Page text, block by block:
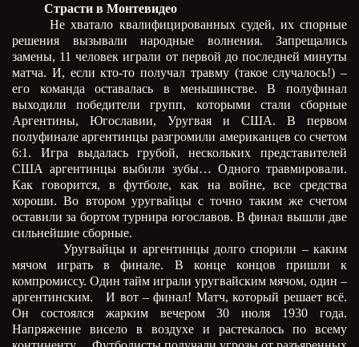
Страсти в Монтевидео
Не хватало квалифицированных судей, их спорные
решения вызывали народные волнения. Запрещались
замены, 11 человек играли от первой до последней минуты
матча. И, если кто-то получал травму (такое случалось!) –
его команда оставалась в меньшинстве. В полуфинал
выходили победители групп, которыми стали сборные
Аргентины, Югославии, Уругвая и США. В первом
полуфинале аргентинцы разгромили американцев со счетом
6:1. Игра выдалась грубой, нескольких представителей
США аргентинцы выбили зубы… Одного травмировали.
Как говорится, в футболе, как на войне, все средства
хороши. Во втором уругвайцы с точно таким же счетом
оставили за бортом турнира югославов. В финал вышли две
сильнейшие сборные.
Уругвайцы и аргентинцы долго спорили – каким
мячом играть в финале. В конце концов пришли к
компромиссу. Один тайм играли уругвайским мячом, один –
аргентинским.
И вот – финал! Матч, который решает всё.
Он состоялся жарким вечером 30 июля 1930 года.
Напряжение висело в воздухе и растекалось по всему